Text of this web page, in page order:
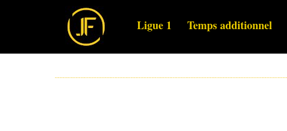
Ligue 1 Temps additionnel